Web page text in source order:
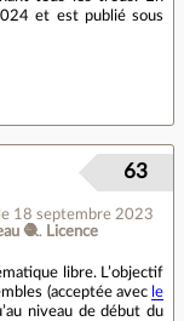
et est publié sous
le 18 septembre 2023
🧶. Licence
63
libre. L’objectif
(acceptée avec le
niveau de début du